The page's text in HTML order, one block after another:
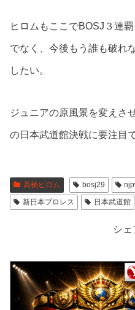
ヒロムもここでBOSJ３連
でなく、今後もう誰も破れ
したい。
ジュニアの原風景を変えさ
の日本武道館決戦に要注目
高橋ヒロム bosj29
新日本プロレス
日本武道館
シェ